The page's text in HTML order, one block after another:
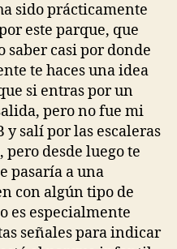
sido prácticamente
este parque, que
saber casi por donde
te haces una idea
si entras por un
pero no fue mi
y salí por las escaleras
pero desde luego te
pasaría a una
con algún tipo de
es especialmente
señales para indicar